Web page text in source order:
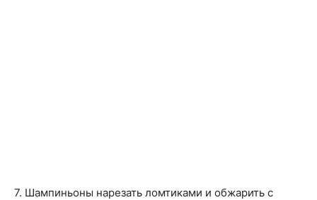
7. Шампиньоны нарезать ломтиками и обжарить с